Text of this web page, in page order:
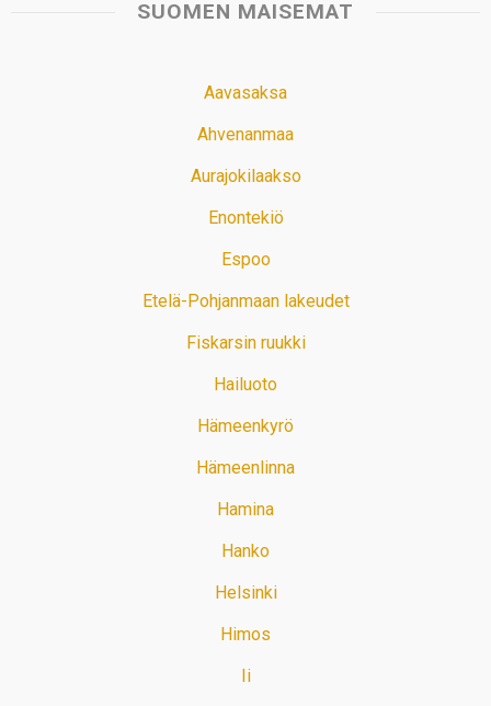
SUOMEN MAISEMAT
Aavasaksa
Ahvenanmaa
Aurajokilaakso
Enontekiö
Espoo
Etelä-Pohjanmaan lakeudet
Fiskarsin ruukki
Hailuoto
Hämeenkyrö
Hämeenlinna
Hamina
Hanko
Helsinki
Himos
Ii